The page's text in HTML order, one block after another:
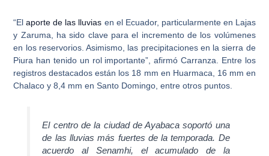
“Elaporte de las lluvias en el Ecuador, particularmente en Lajas
y Zaruma, ha sido clave para el incremento de los volúmenes
en los reservorios. Asimismo, las precipitaciones en la sierra de
Piura han tenido un rol importante”, afirmó Carranza. Entre los
registros destacados están los 18 mm en Huarmaca, 16 mm en
Chalaco y 8,4 mm en Santo Domingo, entre otros puntos.
El centro de la ciudad de Ayabaca soportó una
de las lluvias más fuertes de la temporada. De
acuerdo al Senamhi, el acumulado de la